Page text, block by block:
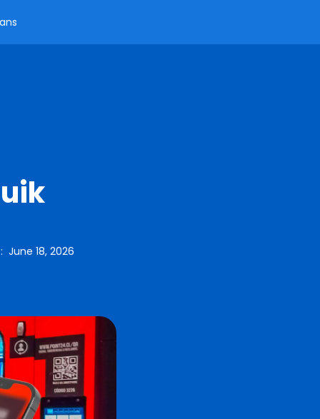
: June 18, 2026